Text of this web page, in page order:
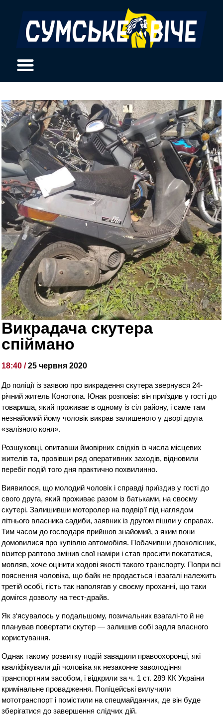
Викрадача скутера
спіймано
18:40 /25 червня 2020
До поліції із заявою про викрадення скутера звернувся 24-
річний житель Конотопа. Юнак розповів: він приїздив у гості до
товариша, який проживає в одному із сіл району, і саме там
незнайомий йому чоловік викрав залишеного у дворі друга
«залізного коня».
Розшуковці, опитавши ймовірних свідків із числа місцевих
жителів та, провівши ряд оперативних заходів, відновили
перебіг подій того дня практично похвилинно.
Виявилося, що молодий чоловік і справді приїздив у гості до
свого друга, який проживає разом із батьками, на своєму
скутері. Залишивши моторолер на подвір’ї під наглядом
літнього власника садиби, заявник із другом пішли у справах.
Тим часом до господаря прийшов знайомий, з яким вони
домовилися про купівлю автомобіля. Побачивши двоколісник,
візитер раптово змінив свої наміри і став просити покататися,
мовляв, хоче оцінити ходові якості такого транспорту. Попри всі
пояснення чоловіка, що байк не продається і взагалі належить
третій особі, гість так наполягав у своєму проханні, що таки
домігся дозволу на тест-драйв.
Як з‘ясувалось у подальшому, позичальник взагалі-то й не
планував повертати скутер — залишив собі задля власного
користування.
Однак такому розвитку подій завадили правоохоронці, які
кваліфікували дії чоловіка як незаконне заволодіння
транспортним засобом, і відкрили за ч. 1 ст. 289 КК України
кримінальне провадження. Поліцейські вилучили
мототранспорт і помістили на спецмайданчик, де він буде
зберігатися до завершення слідчих дій.